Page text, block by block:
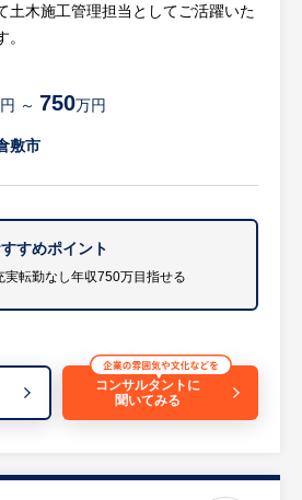
土木施工管理担当としてご活躍いた
。
視と品質管理：道路・橋梁、河川、
の土木現場を巡視し、高い工事品質
、および工期遵守に向けた徹底した
価（予算）の管理
ナー・資材手配：円滑な工事進行の
成・書類管理：CAD等を用いた施工
成、および各種申請・検査に伴う施
類の作成
～ 750万円
敷市
すめポイント
実転勤なし年収750万目指せる
コンサルタントに
聞いてみる